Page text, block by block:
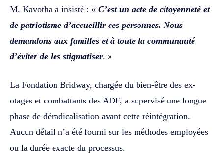
M. Kavotha a insisté : « C’est un acte de citoyenneté et
de patriotisme d’accueillir ces personnes. Nous
demandons aux familles et à toute la communauté
d’éviter de les stigmatiser. »
La Fondation Bridway, chargée du bien-être des ex-
otages et combattants des ADF, a supervisé une longue
phase de déradicalisation avant cette réintégration.
Aucun détail n’a été fourni sur les méthodes employées
ou la durée exacte du processus.